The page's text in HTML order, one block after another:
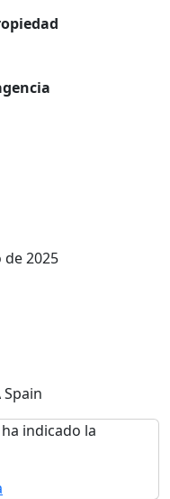
de 2025
indicado la